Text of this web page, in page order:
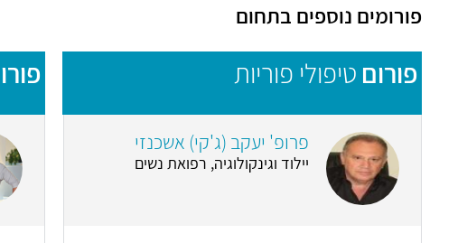
פורומים נוספים בתחום
פורום טיפולי פוריות
פרופ' יעקב (ג'קי) אשכנזי
יילוד וגינקולוגיה, רפואת נשים